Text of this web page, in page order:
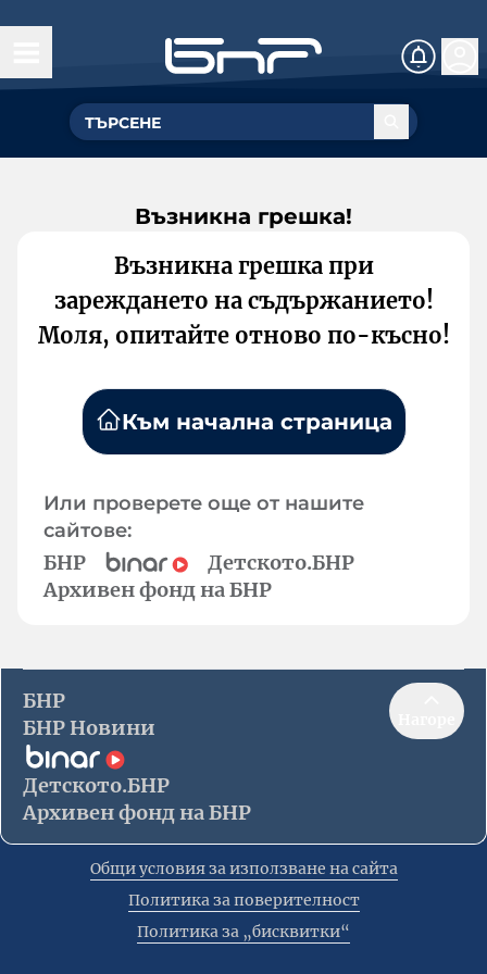
Възникна грешка!
Възникна грешка при
зареждането на съдържанието!
Моля, опитайте отново по-късно!
Към начална страница
Или проверете още от нашите
сайтове:
БНР
Детското.БНР
Архивен фонд на БНР
БНР
БНР Новини
Детското.БНР
Архивен фонд на БНР
Общи условия за използване на сайта
Политика за поверителност
Политика за „бисквитки“